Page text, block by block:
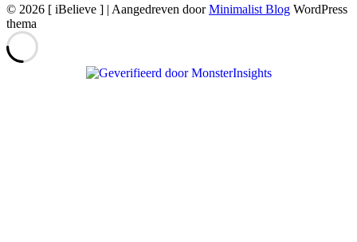
© 2026 [ iBelieve ] | Aangedreven doorMinimalist Blog WordPress
thema